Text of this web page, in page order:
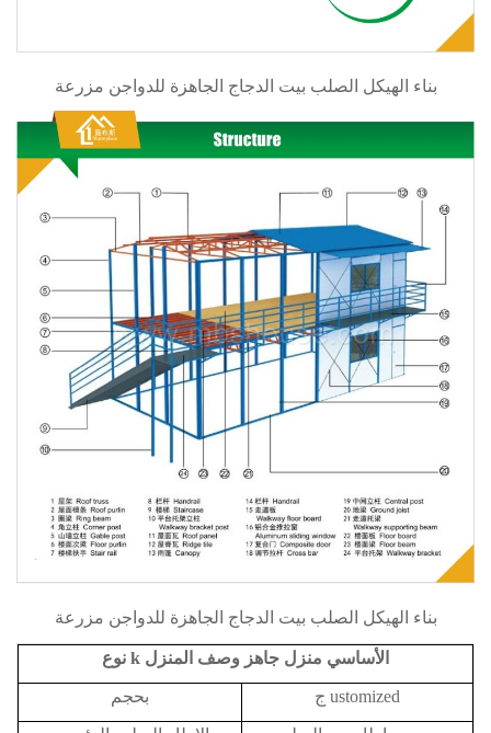
بناء الهيكل الصلب بيت الدجاج الجاهزة للدواجن مزرعة
بناء الهيكل الصلب بيت الدجاج الجاهزة للدواجن مزرعة
نوع k الأساسي منزل جاهز وصف المنزل
بحجم ج ustomized